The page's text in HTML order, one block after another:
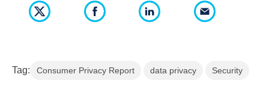
Tag: Consumer Privacy Report data privacy Security